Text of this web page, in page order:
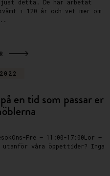
detta. De har arbetat
i 120 år och vet mer om
en tid som passar er
Fre – 11:00-17:00Lör –
våra öppettider? Inga